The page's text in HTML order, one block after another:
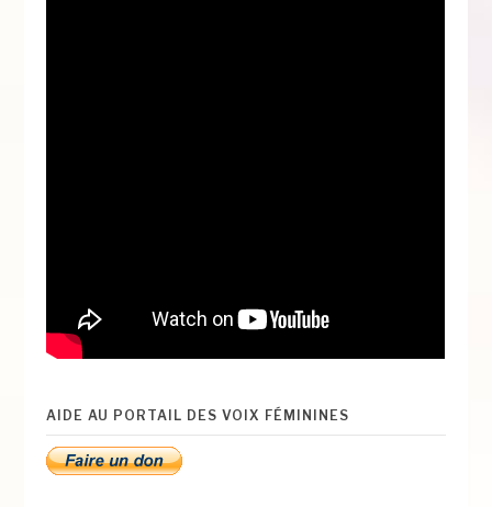
AIDE AU PORTAIL DES VOIX FÉMININES